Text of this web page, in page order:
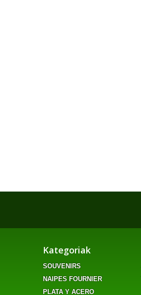
Kategoriak
SOUVENIRS
NAIPES FOURNIER
PLATA Y ACERO